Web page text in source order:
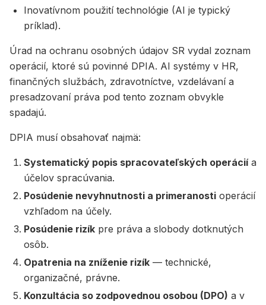
Inovatívnom použití technológie (AI je typický
príklad).
Úrad na ochranu osobných údajov SR vydal zoznam
operácií, ktoré sú povinné DPIA. AI systémy v HR,
finančných službách, zdravotníctve, vzdelávaní a
presadzovaní práva pod tento zoznam obvykle
spadajú.
DPIA musí obsahovať najmä:
Systematický popis spracovateľských operáciía
účelov spracúvania.
Posúdenie nevyhnutnosti a primeranosti operácií
vzhľadom na účely.
Posúdenie rizík pre práva a slobody dotknutých
osôb.
Opatrenia na zníženie rizík — technické,
organizačné, právne.
Konzultácia so zodpovednou osobou (DPO) a v